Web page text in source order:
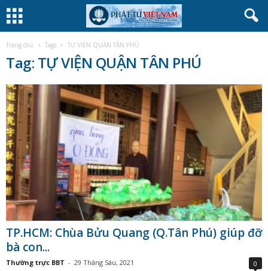
Trang chủ Tags TỰ VIỆN QUẬN TÂN PHÚ
Tag: TỰ VIỆN QUẬN TÂN PHÚ
TP.HCM: Chùa Bửu Quang (Q.Tân Phú) giúp đỡ
bà con...
Thường trực BBT - 29 Tháng Sáu, 2021 0